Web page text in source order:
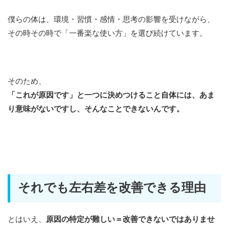
僕らの体は、環境・習慣・感情・思考の影響を受けながら、
その時その時で「一番楽な使い方」を選び続けています。
そのため、
「これが原因です」と一つに決めつけること自体には、あま
り意味がないですし、そんなことできないんです。
それでも左右差を改善できる理由
とはいえ、 原因の特定が難しい＝改善できないではありませ